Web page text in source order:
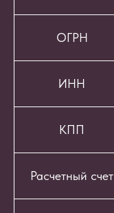
ОГРН
ИНН
КПП
Расчетный счет